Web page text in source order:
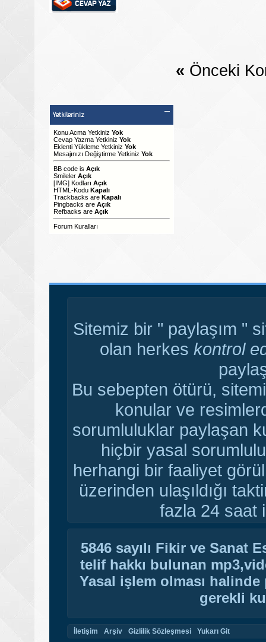
« Önceki
Yetkileriniz
Konu Acma Yetkiniz Yok
Cevap Yazma Yetkiniz Yok
Eklenti Yükleme Yetkiniz Yok
Mesajınızı Değiştirme Yetkiniz Yok
BB code is Açık
Smileler Açık
[IMG] Kodları Açık
HTML-Kodu Kapalı
Trackbacks are Kapalı
Pingbacks are Açık
Refbacks are Açık
Forum Kuralları
Sitemiz bir " paylaşım "
olan herkes kontrol
Bu sebepten ötürü,
konular ve
sorumluluklar paylaşan
hiçbir yasal
herhangi bir faaliyet
üzerinden ulaşıldığı
fazla 24 saat
5846 sayılı Fikir ve Sanat
telif hakkı bulunan
Yasal işlem olması
gerekli
İletişim Arşiv Gizlilik Sözleşmesi Yukarı Git